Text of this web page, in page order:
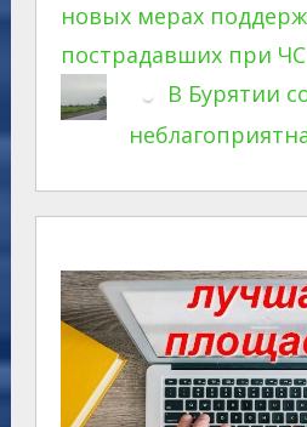
новых мерах
пострадавших при ЧС
В Бурятии